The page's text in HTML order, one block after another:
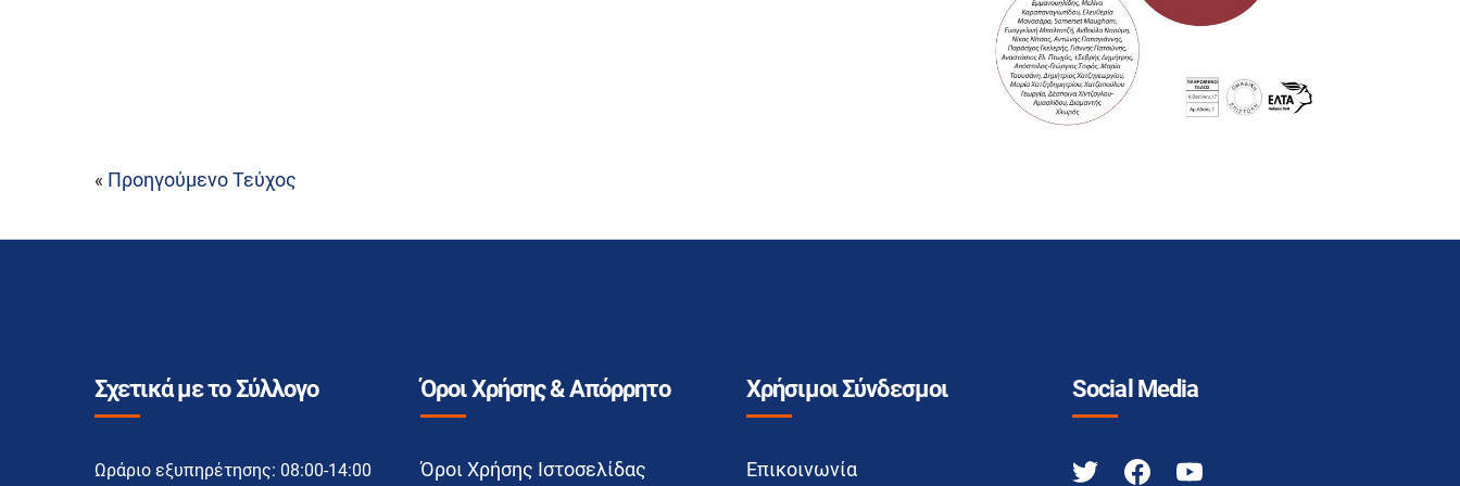
« Προηγούμενο Τεύχος
Σχετικά με το Σύλλογο
Ωράριο εξυπηρέτησης: 08:00-14:00
Όροι Χρήσης & Απόρρητο
Όροι Χρήσης Ιστοσελίδας
Χρήσιμοι Σύνδεσμοι
Επικοινωνία
Social Media